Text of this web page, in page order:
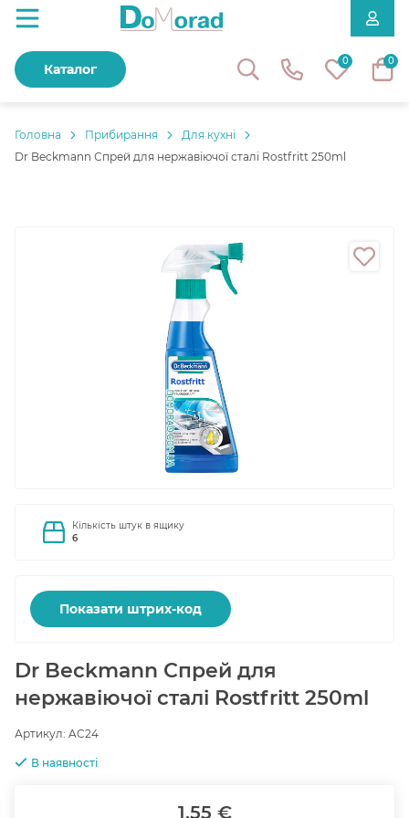
0 0
Каталог
Головнa Прибирання
Для кухні
Dr Beckmann Спрей для нержавіючої сталі Rostfritt 250ml
Кількість штук в ящику
6
Показати штрих-код
Dr Beckmann Спрей для
нержавіючої сталі Rostfritt 250ml
Артикул: AC24
В наявності
1.55 €